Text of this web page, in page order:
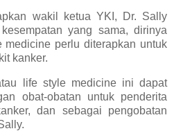
wakil ketua YKI, Dr. Sally
yang sama, dirinya
medicine perlu diterapkan untuk
kanker.
life style medicine ini dapat
obat-obatan untuk penderita
dan sebagai pengobatan